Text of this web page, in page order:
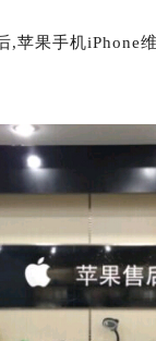
,苹果手机iPhone